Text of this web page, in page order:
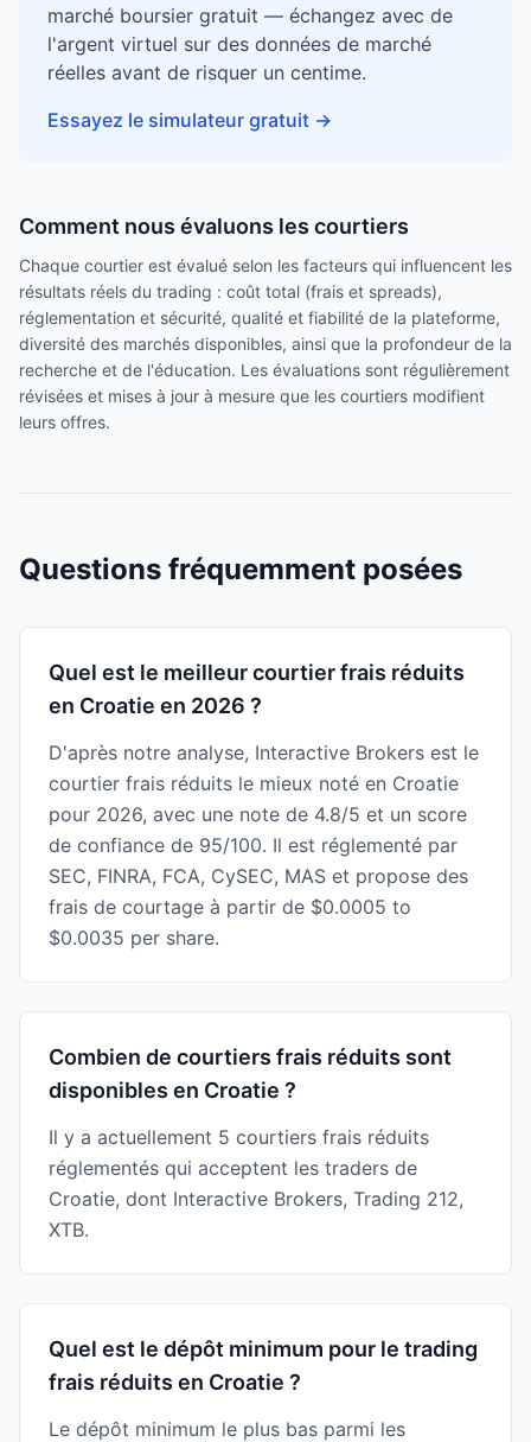
marché boursier gratuit — échangez avec de
l'argent virtuel sur des données de marché
réelles avant de risquer un centime.
Essayez le simulateur gratuit →
Comment nous évaluons les courtiers
Chaque courtier est évalué selon les facteurs qui influencent les
résultats réels du trading : coût total (frais et spreads),
réglementation et sécurité, qualité et fiabilité de la plateforme,
diversité des marchés disponibles, ainsi que la profondeur de la
recherche et de l'éducation. Les évaluations sont régulièrement
révisées et mises à jour à mesure que les courtiers modifient
leurs offres.
Questions fréquemment posées
Quel est le meilleur courtier frais réduits
en Croatie en 2026 ?
D'après notre analyse, Interactive Brokers est le
courtier frais réduits le mieux noté en Croatie
pour 2026, avec une note de 4.8/5 et un score
de confiance de 95/100. Il est réglementé par
SEC, FINRA, FCA, CySEC, MAS et propose des
frais de courtage à partir de $0.0005 to
$0.0035 per share.
Combien de courtiers frais réduits sont
disponibles en Croatie ?
Il y a actuellement 5 courtiers frais réduits
réglementés qui acceptent les traders de
Croatie, dont Interactive Brokers, Trading 212,
XTB.
Quel est le dépôt minimum pour le trading
frais réduits en Croatie ?
Le dépôt minimum le plus bas parmi les